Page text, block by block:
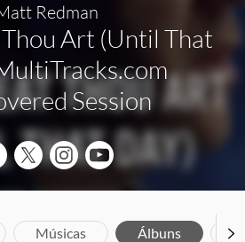
Redman
Art (Until That
Session
Músicas Álbuns